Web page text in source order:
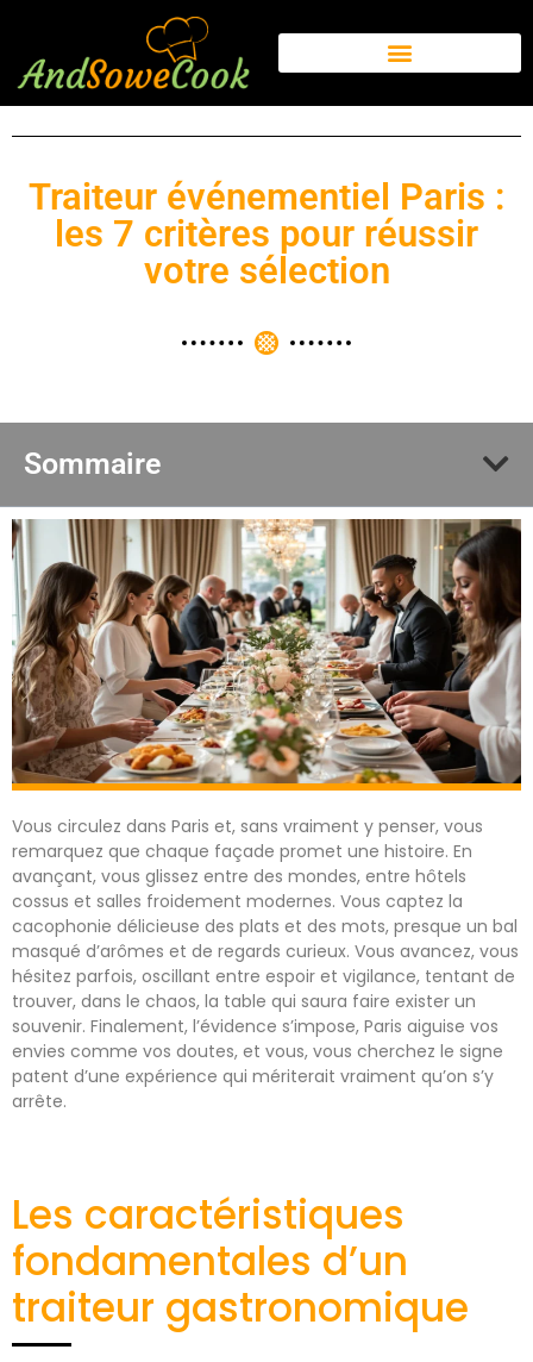
Traiteur événementiel Paris :
les 7 critères pour réussir
votre sélection
Sommaire
Vous circulez dans Paris et, sans vraiment y penser, vous
remarquez que chaque façade promet une histoire. En
avançant, vous glissez entre des mondes, entre hôtels
cossus et salles froidement modernes. Vous captez la
cacophonie délicieuse des plats et des mots, presque un bal
masqué d’arômes et de regards curieux. Vous avancez, vous
hésitez parfois, oscillant entre espoir et vigilance, tentant de
trouver, dans le chaos, la table qui saura faire exister un
souvenir. Finalement, l’évidence s’impose, Paris aiguise vos
envies comme vos doutes, et vous, vous cherchez le signe
patent d’une expérience qui mériterait vraiment qu’on s’y
arrête.
Les caractéristiques
fondamentales d’un
traiteur gastronomique